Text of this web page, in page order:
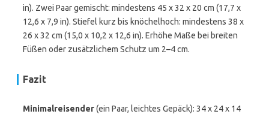
in). Zwei Paar gemischt: mindestens 45 x 32 x 20 cm (17,7 x
12,6 x 7,9 in). Stiefel kurz bis knöchelhoch: mindestens 38 x
26 x 32 cm (15,0 x 10,2 x 12,6 in). Erhöhe Maße bei breiten
Füßen oder zusätzlichem Schutz um 2–4 cm.
Fazit
Minimalreisender(ein Paar, leichtes Gepäck): 34 x 24 x 14